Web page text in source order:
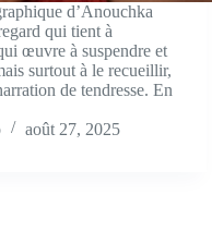
d’Anouchka
qui tient à
œuvre à suspendre et
surtout à le recueillir,
de tendresse. En
août 27, 2025